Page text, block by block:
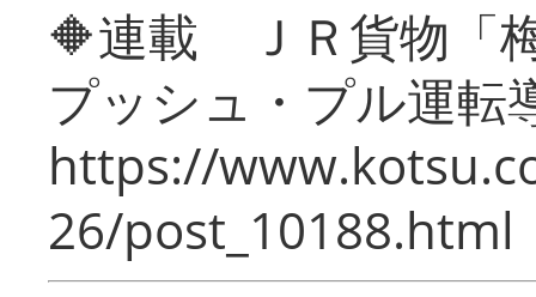
🔶連載 ＪＲ貨物「
プッシュ・プル運転
https://
26/post_10188.html